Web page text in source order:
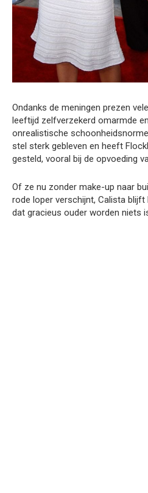
Ondanks de meningen prezen
leeftijd zelfverzekerd omarmde
onrealistische
stel sterk gebleven en heeft
gesteld, vooral bij de opvoeding
Of ze nu zonder make-up naar
rode loper verschijnt, Calista
dat gracieus ouder worden niets